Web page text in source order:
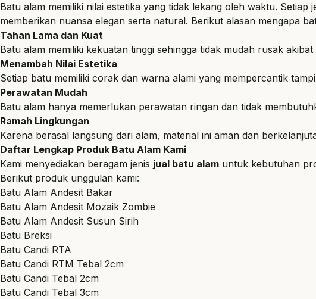
Batu alam memiliki nilai estetika yang tidak lekang oleh waktu. Setiap
memberikan nuansa elegan serta natural. Berikut alasan mengapa
Tahan Lama dan Kuat
Batu alam memiliki kekuatan tinggi sehingga tidak mudah rusak
Menambah Nilai Estetika
Setiap batu memiliki corak dan warna alami yang mempercantik
Perawatan Mudah
Batu alam hanya memerlukan perawatan ringan dan tidak
Ramah Lingkungan
Karena berasal langsung dari alam, material ini aman dan
Daftar Lengkap Produk Batu Alam Kami
Kami menyediakan beragam jenis jual batu alam untuk kebutuhan
Berikut produk unggulan kami:
Batu Alam Andesit Bakar
Batu Alam Andesit Mozaik Zombie
Batu Alam Andesit Susun Sirih
Batu Breksi
Batu Candi RTA
Batu Candi RTM Tebal 2cm
Batu Candi Tebal 2cm
Batu Candi Tebal 3cm